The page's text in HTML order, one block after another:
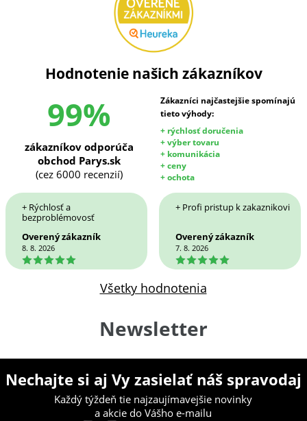
Hodnotenie našich zákazníkov
99%
Zákazníci najčastejšie spomínajú
tieto výhody:
+ rýchlosť doručenia
+ výber tovaru
+ komunikácia
+ ceny
+ ochota
zákazníkov odporúča
obchod Parys.sk
(cez 6000 recenzií)
+ Rýchlosť a
bezproblémovosť
Overený zákazník
8. 8. 2026
5
+ Profi pristup k zakaznikovi
Overený zákazník
7. 8. 2026
5
Všetky hodnotenia
Newsletter
Nechajte si aj Vy zasielať náš spravodaj
Každý týždeň tie najzaujímavejšie novinky
a akcie do Vášho e-mailu